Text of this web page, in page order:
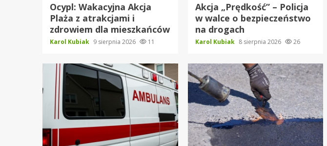
Ocypl: Wakacyjna Akcja
Plaża z atrakcjami i
zdrowiem dla mieszkańców
Karol Kubiak 9 sierpnia 2026 11
Akcja „Prędkość” – Policja
w walce o bezpieczeństwo
na drogach
Karol Kubiak 8 sierpnia 2026 26